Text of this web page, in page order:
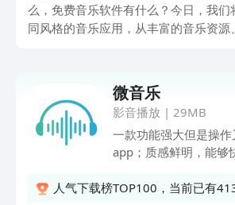
么，免费音乐软件有什么？今日，我们
同风格的音乐应用，从丰富的音乐资源
微音乐
影音播放 | 29MB
一款功能强大但是操
app；质感鲜明，能够
旋律探秘，自由节奏钢
人气下载榜TOP100，当前已有